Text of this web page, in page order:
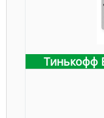
Тинькофф